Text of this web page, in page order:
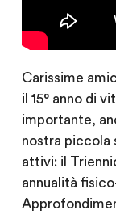
Carissime
il 15° anno di
importante,
nostra piccola
attivi: il
annualità